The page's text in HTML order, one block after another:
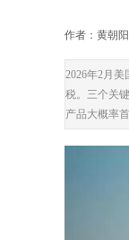
作者： 黄朝阳
2026年2月
税。三个关
产品大概率